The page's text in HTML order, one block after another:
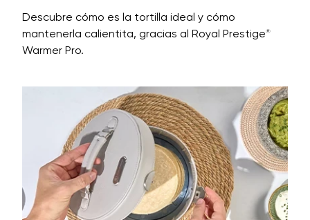
Descubre cómo es la tortilla ideal y cómo
mantenerla calientita, gracias al Royal Prestige®
Warmer Pro.